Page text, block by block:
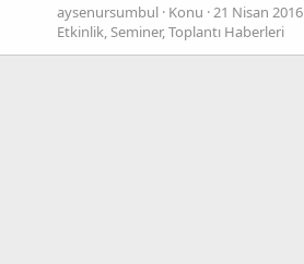
aysenursumbul Konu 21 Nisan 2016
Etkinlik, Seminer, Toplantı Haberleri